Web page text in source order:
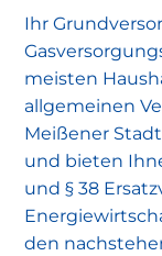
Ihr
meisten
allgemeinen
Meißener
und bieten
und § 38
den